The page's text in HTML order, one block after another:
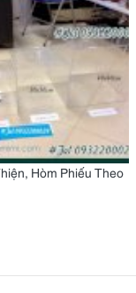
Hòm Phiếu Theo